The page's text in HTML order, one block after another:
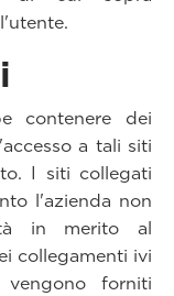
contenere dei
a tali siti
I siti collegati
l'azienda non
in merito al
collegamenti ivi
forniti